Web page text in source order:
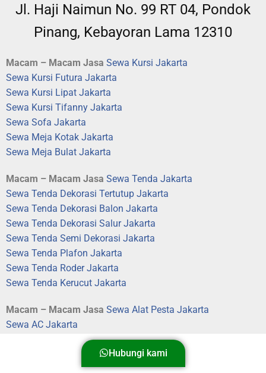
Hubungi kami
Jl. Haji Naimun No. 99 RT 04, Pondok
Pinang, Kebayoran Lama 12310
Macam – Macam Jasa Sewa Kursi Jakarta
Sewa Kursi Futura Jakarta
Sewa Kursi Lipat Jakarta
Sewa Kursi Tifanny Jakarta
Sewa Sofa Jakarta
Sewa Meja Kotak Jakarta
Sewa Meja Bulat Jakarta
Macam – Macam Jasa Sewa Tenda Jakarta
Sewa Tenda Dekorasi Tertutup Jakarta
Sewa Tenda Dekorasi Balon Jakarta
Sewa Tenda Dekorasi Salur Jakarta
Sewa Tenda Semi Dekorasi Jakarta
Sewa Tenda Plafon Jakarta
Sewa Tenda Roder Jakarta
Sewa Tenda Kerucut Jakarta
Macam – Macam Jasa Sewa Alat Pesta Jakarta
Sewa AC Jakarta
Sewa Kipas Blower / Misty Fan Jakarta
Sewa Panggung Jakarta